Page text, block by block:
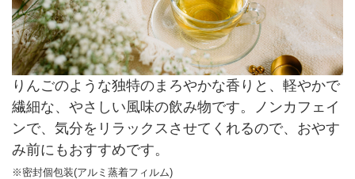
りんごのような独特のまろやかな香りと、軽やかで
繊細な、やさしい風味の飲み物です。ノンカフェイ
ンで、気分をリラックスさせてくれるので、おやす
み前にもおすすめです。
※密封個包装(アルミ蒸着フィルム)